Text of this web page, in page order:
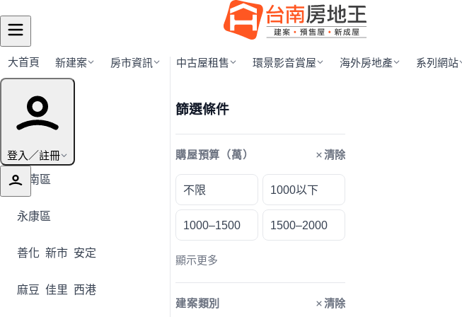
大首頁 新建案 房市資訊 中古屋租售 環景影音賞屋 海外房地產 系列網站
登入／註冊
行政區導覽
安南區
永康區
善化 新市 安定
麻豆 佳里 西港
篩選條件
購屋預算（萬） 清除
不限 1000以下
1000–1500 1500–2000
顯示更多
建案類別 清除